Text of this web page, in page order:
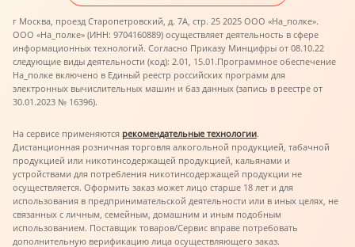
г Москва, проезд Старопетровский, д. 7А, стр. 25 2025 ООО «На_полке».
ООО «На_полке» (ИНН: 9704160889) осуществляет деятельность в сфере
информационных технологий. Согласно Приказу Минцифры от 08.10.22
следующие виды деятельности (код): 2.01, 15.01.Программное обеспечение
На_полке включено в Единый реестр российских программ для
электронных вычислительных машин и баз данных (запись в реестре от
30.01.2023 № 16396).
На сервисе применяются рекомендательные технологии.
Дистанционная розничная торговля алкогольной продукцией, табачной
продукцией или никотинсодержащей продукцией, кальянами и
устройствами для потребления никотинсодержащей продукции не
осуществляется. Оформить заказ может лицо старше 18 лет и для
использования в предпринимательской деятельности или в иных целях, не
связанных с личным, семейным, домашним и иным подобным
использованием. Поставщик товаров/Сервис вправе потребовать
дополнительную верификацию лица осуществляющего заказ.